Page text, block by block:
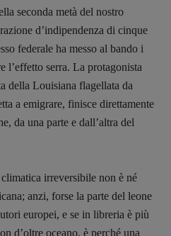
seconda metà del nostro
d’indipendenza di cinque
federale ha messo al bando i
l’effetto serra. La protagonista
della Louisiana flagellata da
a emigrare, finisce direttamente
da una parte e dall’altra del
irreversibile non è né
anzi, forse la parte del leone
europei, e se in libreria è più
d’oltre oceano, è perché una